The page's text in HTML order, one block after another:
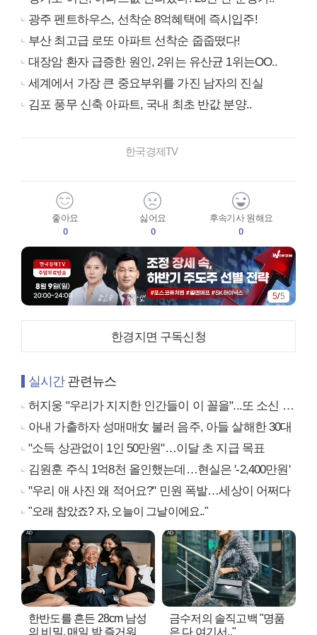
광주 펜트하우스, 선착순 8억혜택에 즉시입주!
부산 최고급 로또 아파트 선착순 줍줍떴다!
대장암 환자 급증한 원인, 2위는 유산균 1위는OO..
세계에서 가장 큰 중요부위를 가진 남자의 진실
김포 풍무 신축 아파트, 국내 최초 반값 분양..
한국경제TV
좋아요
0
싫어요
0
후속기사 원해요
0
5/5
한경지면 구독신청
실시간관련뉴스
허지웅 "우리가 지지한 인간들이 이 꼴을"...또 소신 발언
아내 가출하자 성매매女 불러 음주, 아들 살해한 30대
"소득 상관없이 1인 50만원"…이달 초 지급 목표
김원훈 주식 1억8천 올인했는데…현실은 '-2,400만원'
"우리 애 사진 왜 적어요?" 민원 폭발…세상이 어쩌다
"오래 참았죠? 자, 오늘이 그날이에요.."
한반도를 흔든 28cm 남성
의 비밀, 매일 밤 즐거워
금수저의 솔직고백 "명품
은 다 여기서.."